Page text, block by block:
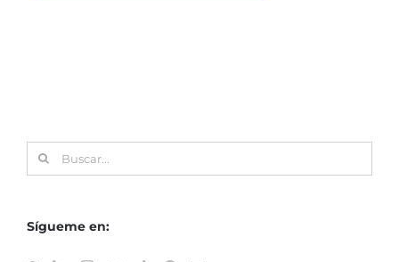
Buscar:
Sígueme en: